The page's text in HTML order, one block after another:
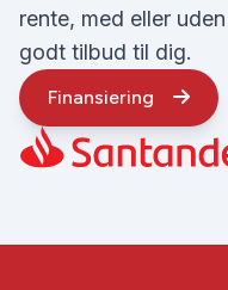
rente, med eller
godt tilbud til dig.
Finansiering